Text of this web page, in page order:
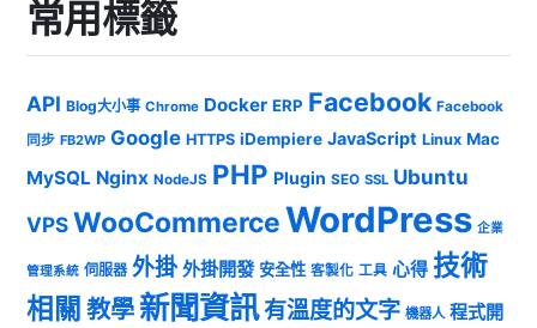
常用標籤
API Blog大小事 Chrome Docker ERP Facebook Facebook
同步 FB2WP Google HTTPS iDempiere JavaScript Linux Mac
MySQL Nginx NodeJS PHP Plugin SEO SSL Ubuntu
VPSWooCommerceWordPress 企業
管理系統 伺服器 外掛 外掛開發 安全性 客製化 工具 心得 技術
相關 教學 新聞資訊有溫度的文字 機器人 程式開